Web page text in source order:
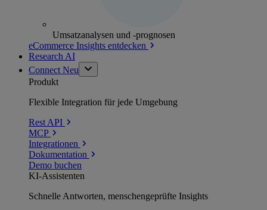
Umsatzanalysen und -prognosen
eCommerce Insights entdecken
Research AI
Connect Neu
Produkt
Flexible Integration für jede Umgebung
Rest API
MCP
Integrationen
Dokumentation
Demo buchen
KI-Assistenten
Schnelle Antworten, menschengeprüfte Insights